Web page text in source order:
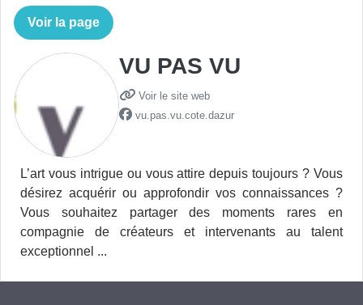
Voir la page
VU PAS VU
Voir le site web
vu.pas.vu.cote.dazur
L’art vous intrigue ou vous attire depuis toujours ? Vous
désirez acquérir ou approfondir vos connaissances ?
Vous souhaitez partager des moments rares en
compagnie de créateurs et intervenants au talent
exceptionnel ...